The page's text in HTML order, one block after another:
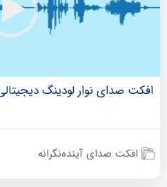
افکت صدای نوار لودینگ
افکت صدای آینده‌نگرانه